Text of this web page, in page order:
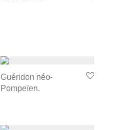
Guéridon néo-
Pompeïen.